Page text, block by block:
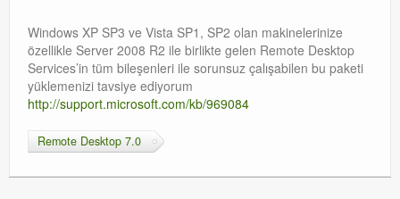
Windows XP SP3 ve Vista SP1, SP2 olan makinelerinize
özellikle Server 2008 R2 ile birlikte gelen Remote Desktop
Services’in tüm bileşenleri ile sorunsuz çalışabilen bu paketi
yüklemenizi tavsiye ediyorum
http://support.microsoft.com/kb/969084
Remote Desktop 7.0